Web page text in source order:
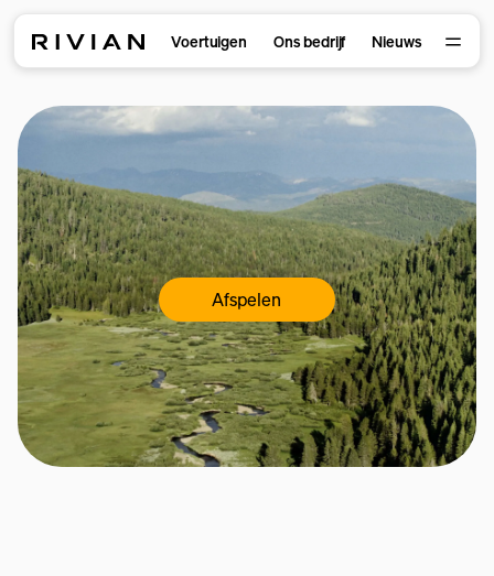
Voertuigen Ons bedrijf Nieuws
Afspelen